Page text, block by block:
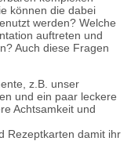
können die dabei
werden? Welche
auftreten und
Auch diese Fragen
z.B. unser
und ein paar leckere
Achtsamkeit und
Rezeptkarten damit ihr